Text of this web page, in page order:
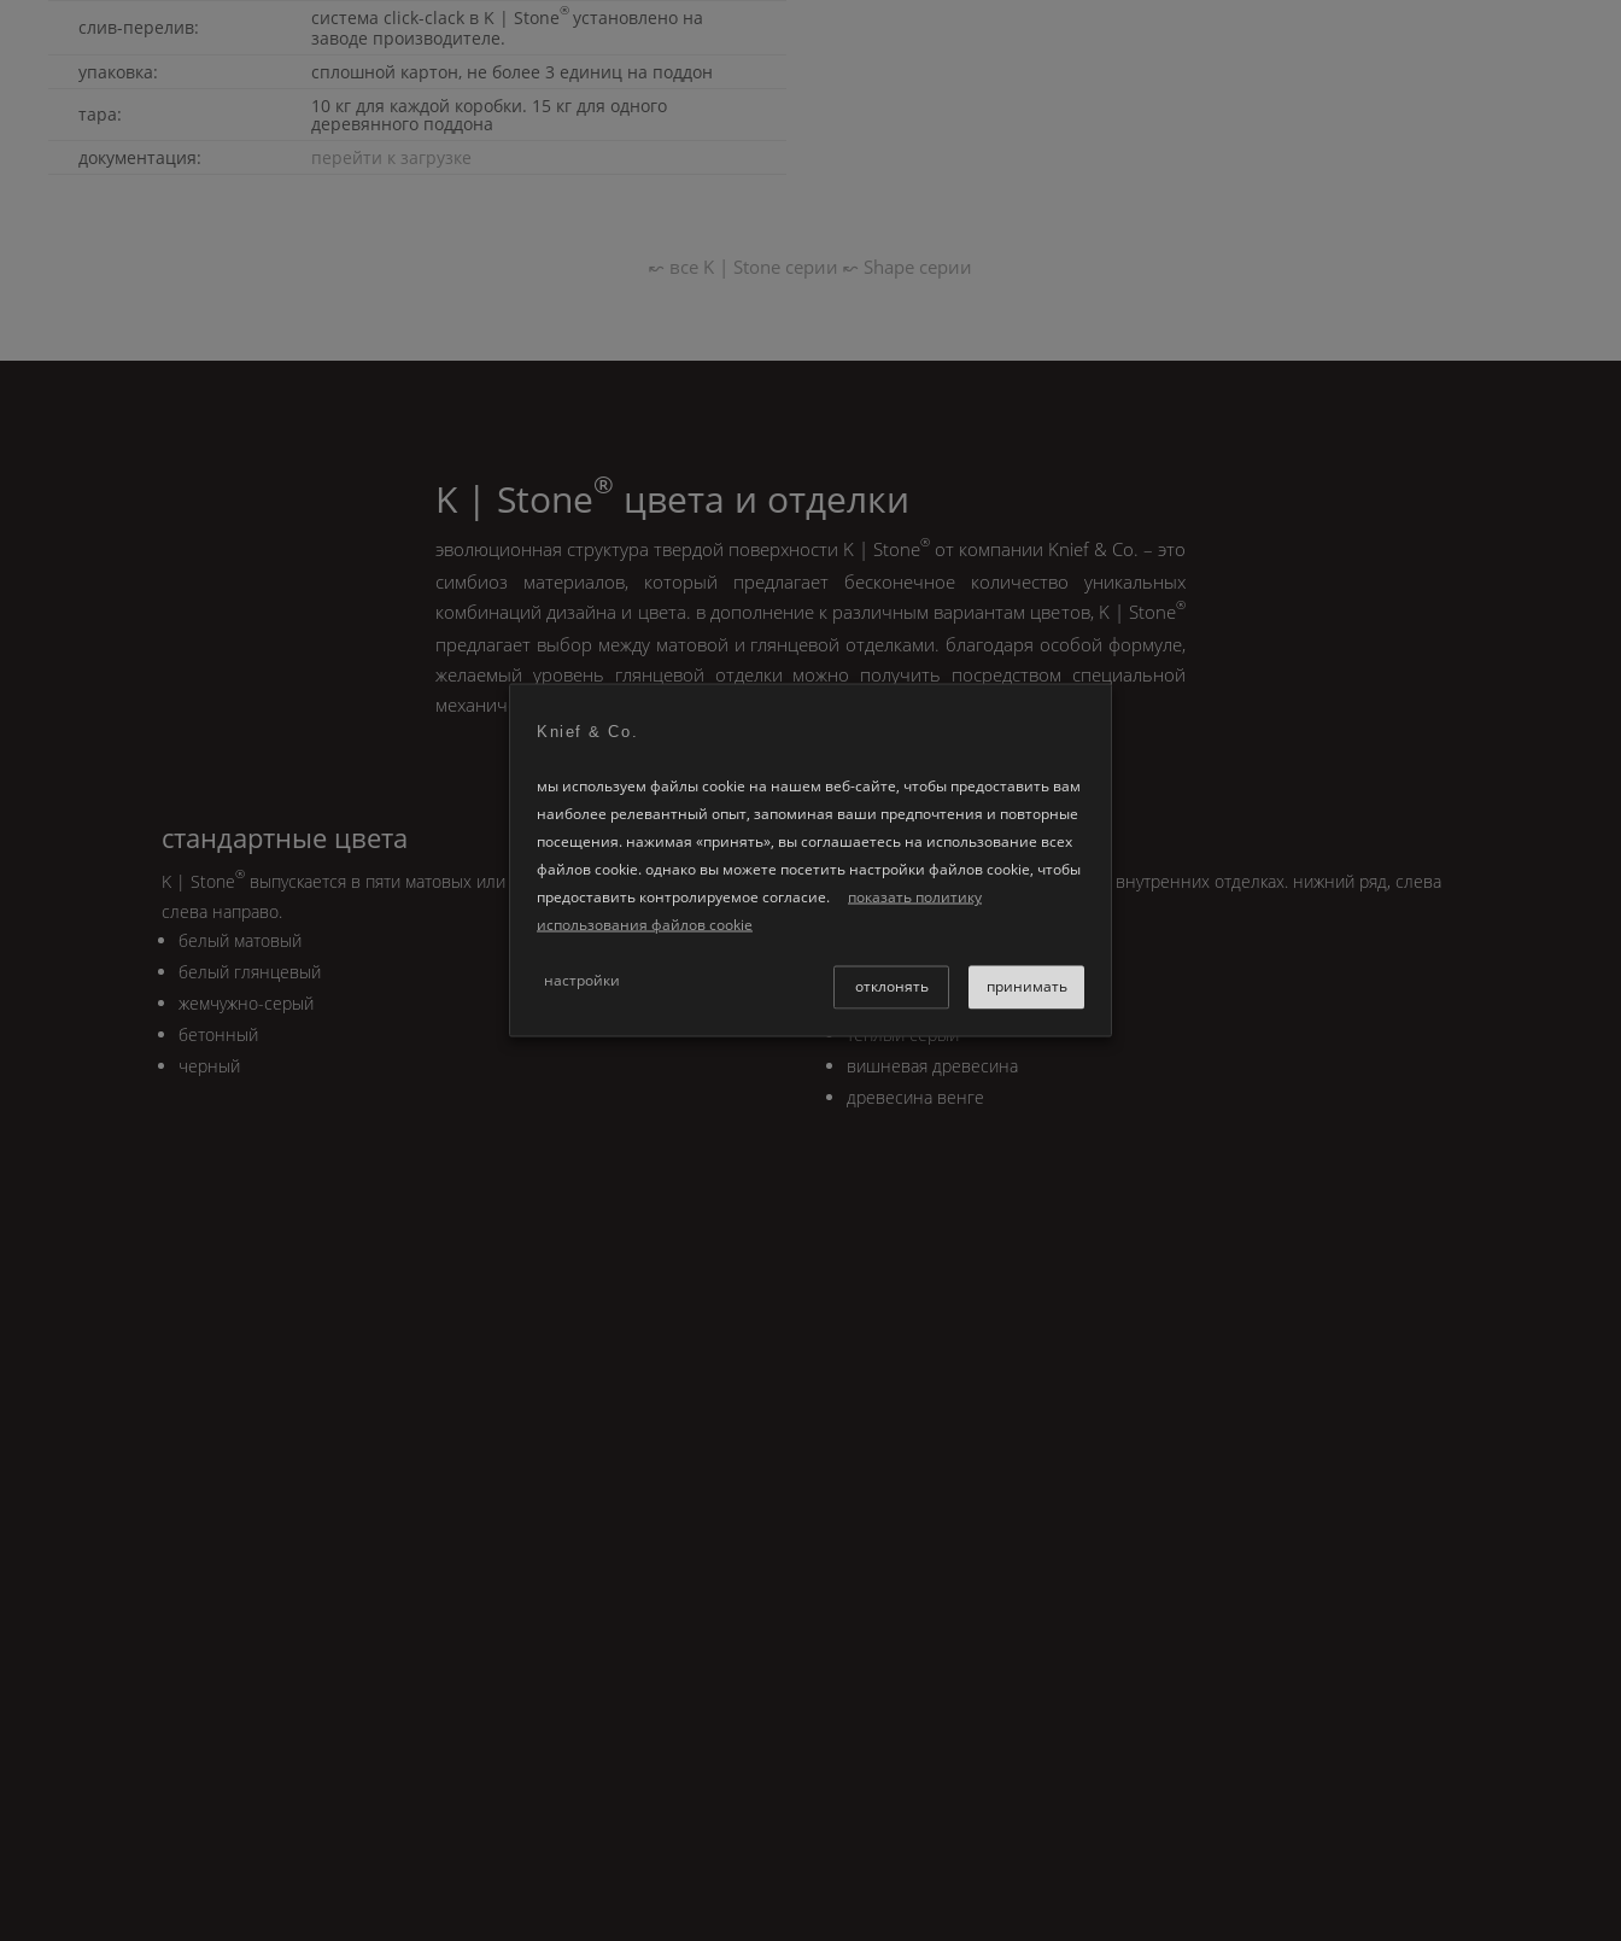
слив-перелив:
система click-clack в K | Stone® установлено на
заводе производителе.
упаковка:
сплошной картон, не более 3 единиц на поддон
тара:
10 кг для каждой коробки. 15 кг для одного
деревянного поддона
документация:
перейти к загрузке
↜ все K | Stoneсерии ↜ Shapeсерии
K | Stone® цвета и отделки
эволюционная структура твердой поверхности K | Stone® от компании Knief & Co. – это
симбиоз материалов, который предлагает бесконечное количество уникальных
комбинаций дизайна и цвета. в дополнение к различным вариантам цветов, K | Stone®
предлагает выбор между матовой и глянцевой отделками. благодаря особой формуле,
желаемый уровень глянцевой отделки можно получить посредством специальной
механической обработки, а не с помощью покрытия или окрашивания!
стандартные цвета
K | Stone® выпускается в пяти матовых или глянцевых тонах. верхний ряд,
слева направо.
белый матовый
белый глянцевый
жемчужно-серый
бетонный
черный
варианты интерьера
K | Stone®мебель доступна в семи внутренних отделкax. нижний ряд, слева
направо.
серый бетон
перламутрoвo-серый
теплый серый
вишнeвaя древесина
древесина венге
Knief & Co.
мы используем файлы cookie на нашем веб-сайте, чтобы предоставить вам
наиболее релевантный опыт, запоминая ваши предпочтения и повторные
посещения. нажимая «принять», вы соглашаетесь на использование всех
файлов cookie. однако вы можете посетить настройки файлов cookie, чтобы
предоставить контролируемое согласие.
показать политику
использования файлов cookie
настройки принимать
отклонять